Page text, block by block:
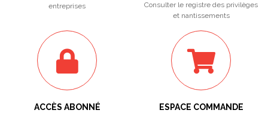
entreprises
Consulter le registre des privilèges
et nantissements
ACCÈS ABONNÉ ESPACE COMMANDE